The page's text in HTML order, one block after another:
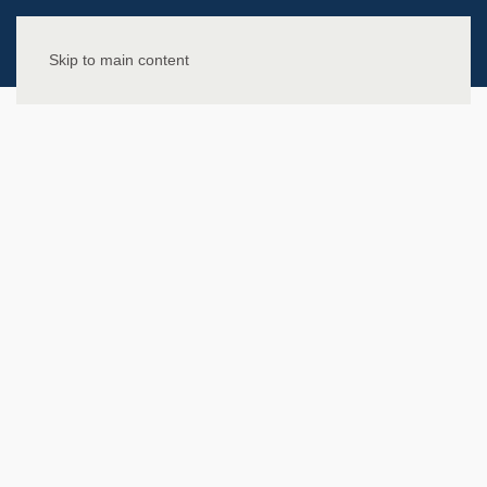
Skip to main content